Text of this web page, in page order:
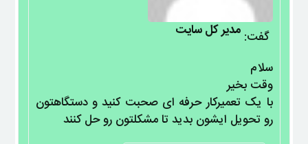
مدیر کل سایت گفت:
سلام
وقت بخیر
با یک تعمیرکار حرفه ای صحبت کنید و دستگاهتون
رو تحویل ایشون بدید تا مشکلتون رو حل کنند